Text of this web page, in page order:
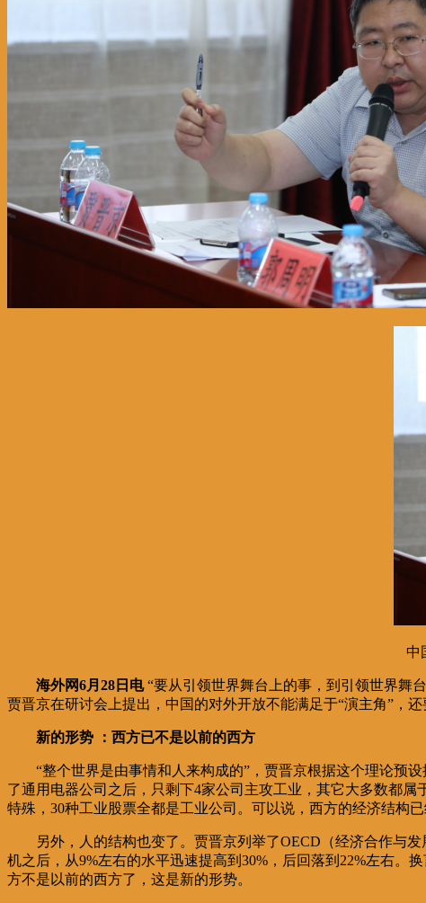
中
海外网6月28日电“要从引领世界舞台上的事，到引领世界舞
贾晋京在研讨会上提出，中国的对外开放不能满足于“演主角”，还
新的形势 ：西方已不是以前的西方
“整个世界是由事情和人来构成的”，贾晋京根据这个理论预
了通用电器公司之后，只剩下4家公司主攻工业，其它大多数都
特殊，30种工业股票全都是工业公司。可以说，西方的经济结构
另外，人的结构也变了。贾晋京列举了OECD（经济合作与
机之后，从9%左右的水平迅速提高到30%，后回落到22%左右
方不是以前的西方了，这是新的形势。